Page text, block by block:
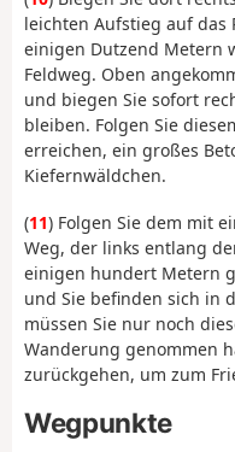
leichten Aufstieg auf das
einigen Dutzend Metern
Feldweg. Oben
und biegen Sie sofort
bleiben. Folgen Sie
erreichen, ein großes
Kiefernwäldchen.
(11) Folgen Sie dem mit
Weg, der links entlang
einigen hundert Metern
und Sie befinden sich in
müssen Sie nur noch
Wanderung genommen
zurückgehen, um zum
Wegpunkte